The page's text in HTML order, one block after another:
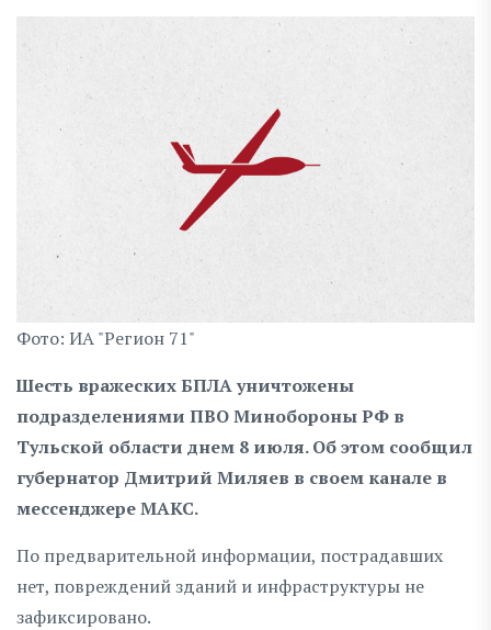
Фото: ИА "Регион 71"
Шесть вражеских БПЛА уничтожены
подразделениями ПВО Минобороны РФ в
Тульской области днем 8 июля. Об этом сообщил
губернатор Дмитрий Миляев в своем канале в
мессенджере МАКС.
По предварительной информации, пострадавших
нет, повреждений зданий и инфраструктуры не
зафиксировано.